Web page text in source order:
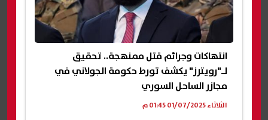
انتهاكات وجرائم قتل ممنهجة.. تحقيق
لـ"رويترز" يكشف تورط حكومة الجولاني في
مجازر الساحل السوري
الثلاثاء 01/07/2025 01:45 م